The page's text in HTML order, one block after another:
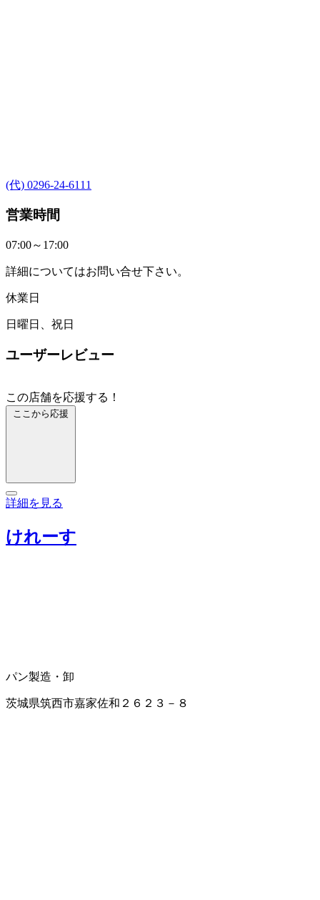
(代) 0296-24-6111
営業時間
07:00～17:00
詳細についてはお問い合せ下さい。
休業日
日曜日、祝日
ユーザーレビュー
この店舗を応援する！
ここから応援
詳細を見る
けれーす
パン製造・卸
茨城県筑西市嘉家佐和２６２３－８